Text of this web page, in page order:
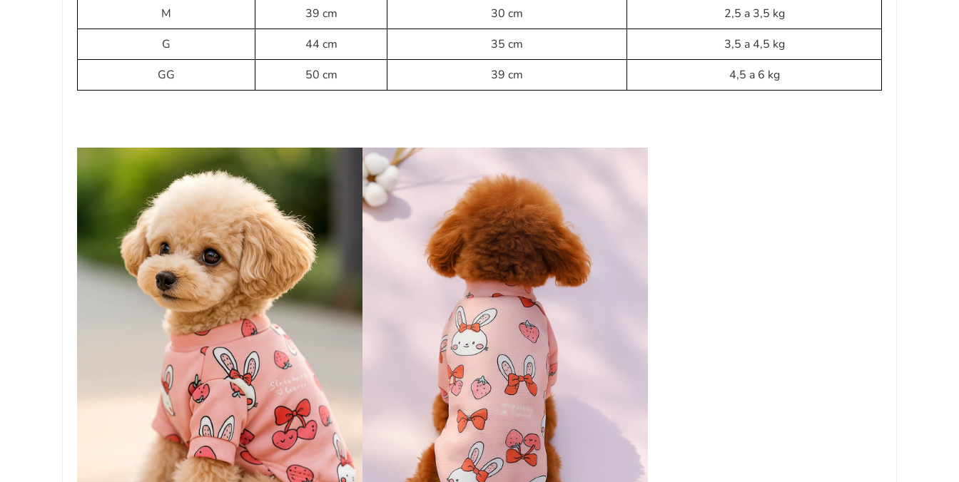
M
39 cm 30 cm
2,5 a 3,5 kg
G
44 cm 35 cm
3,5 a 4,5 kg
GG
50 cm 39 cm 4,5 a 6 kg